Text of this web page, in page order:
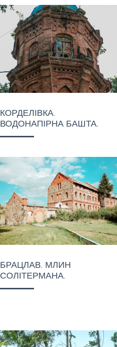
КОРДЕЛІВКА.
ВОДОНАПІРНА БАШТА.
БРАЦЛАВ. МЛИН
СОЛІТЕРМАНА.